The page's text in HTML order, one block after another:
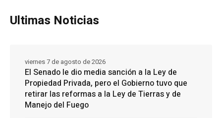
Ultimas Noticias
El Senado le dio media sanción a la Ley de
Propiedad Privada, pero el Gobierno tuvo que
retirar las reformas a la Ley de Tierras y de
Manejo del Fuego
viernes 7 de agosto de 2026